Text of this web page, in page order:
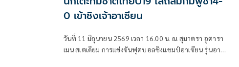
0 เข้าชิงเจ้าอาเซียน
วันที่ 11 มิถุนายน 2569 เวลา 16.00 น. ณ สุมาตรา อูตารา
เมน สเตเดียม การแข่งขันฟุตบอลชิงแชมป์อาเซียน รุ่นอายุ